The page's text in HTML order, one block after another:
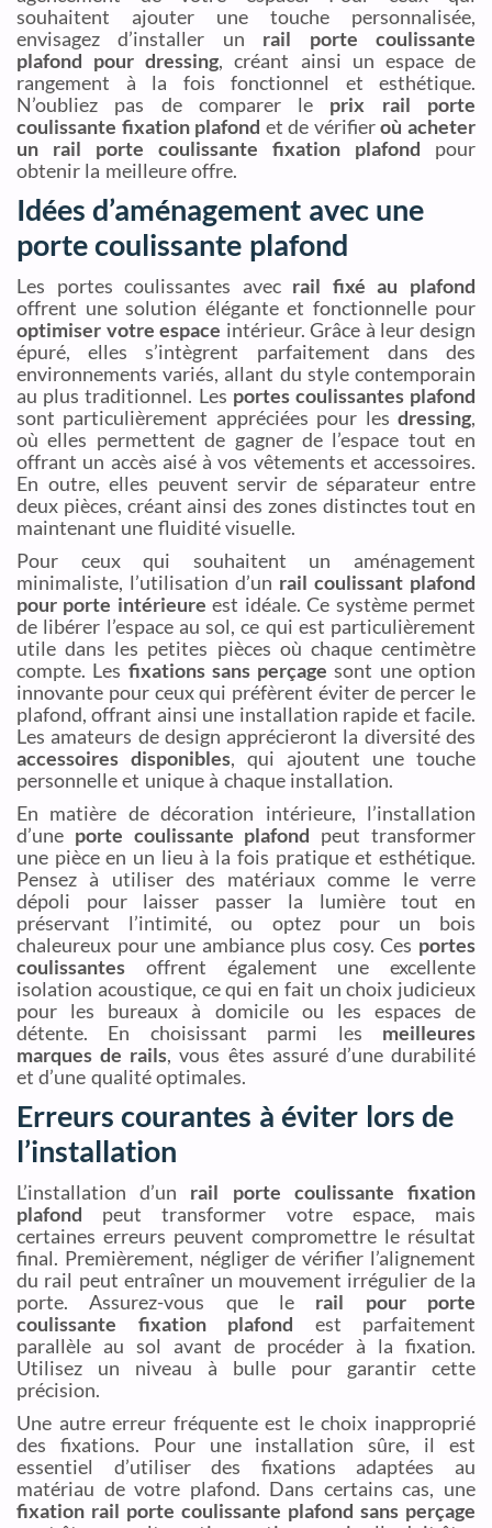
souhaitent ajouter une touche personnalisée,
envisagez d’installer un rail porte coulissante
plafond pour dressing, créant ainsi un espace de
rangement à la fois fonctionnel et esthétique.
N’oubliez pas de comparer le prix rail porte
coulissante fixation plafond et de vérifieroù acheter
un rail porte coulissante fixation plafond pour
obtenir la meilleure offre.
Idées d’aménagement avec une
porte coulissante plafond
Les portes coulissantes avec rail fixé au plafond
offrent une solution élégante et fonctionnelle pour
optimiser votre espace intérieur. Grâce à leur design
épuré, elles s’intègrent parfaitement dans des
environnements variés, allant du style contemporain
au plus traditionnel. Les portes coulissantes plafond
sont particulièrement appréciées pour les dressing,
où elles permettent de gagner de l’espace tout en
offrant un accès aisé à vos vêtements et accessoires.
En outre, elles peuvent servir de séparateur entre
deux pièces, créant ainsi des zones distinctes tout en
maintenant une fluidité visuelle.
Pour ceux qui souhaitent un aménagement
minimaliste, l’utilisation d’un rail coulissant plafond
pour porte intérieure est idéale. Ce système permet
de libérer l’espace au sol, ce qui est particulièrement
utile dans les petites pièces où chaque centimètre
compte. Les fixations sans perçage sont une option
innovante pour ceux qui préfèrent éviter de percer le
plafond, offrant ainsi une installation rapide et facile.
Les amateurs de design apprécieront la diversité des
accessoires disponibles, qui ajoutent une touche
personnelle et unique à chaque installation.
En matière de décoration intérieure, l’installation
d’une porte coulissante plafond peut transformer
une pièce en un lieu à la fois pratique et esthétique.
Pensez à utiliser des matériaux comme le verre
dépoli pour laisser passer la lumière tout en
préservant l’intimité, ou optez pour un bois
chaleureux pour une ambiance plus cosy. Ces portes
coulissantes offrent également une excellente
isolation acoustique, ce qui en fait un choix judicieux
pour les bureaux à domicile ou les espaces de
détente. En choisissant parmi les meilleures
marques de rails, vous êtes assuré d’une durabilité
et d’une qualité optimales.
Erreurs courantes à éviter lors de
l’installation
L’installation d’un rail porte coulissante fixation
plafond peut transformer votre espace, mais
certaines erreurs peuvent compromettre le résultat
final. Premièrement, négliger de vérifier l’alignement
du rail peut entraîner un mouvement irrégulier de la
porte. Assurez-vous que le rail pour porte
coulissante fixation plafond est parfaitement
parallèle au sol avant de procéder à la fixation.
Utilisez un niveau à bulle pour garantir cette
précision.
Une autre erreur fréquente est le choix inapproprié
des fixations. Pour une installation sûre, il est
essentiel d’utiliser des fixations adaptées au
matériau de votre plafond. Dans certains cas, une
fixation rail porte coulissante plafond sans perçage